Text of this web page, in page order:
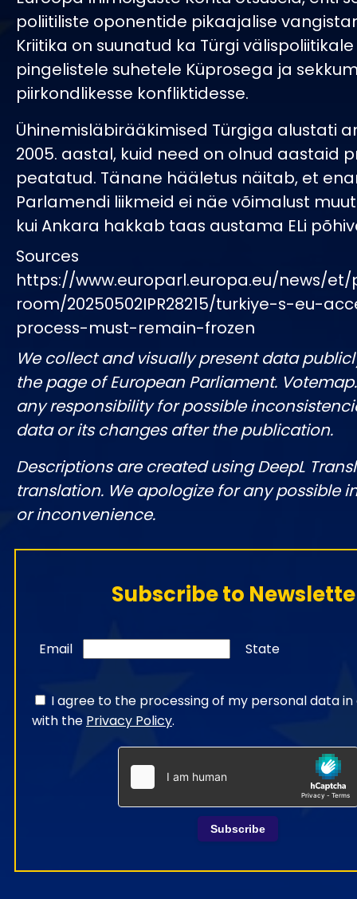
poliitiliste oponentide pikaajalise
Kriitika on suunatud ka Türgi
pingelistele suhetele Küprosega ja
piirkondlikesse konfliktidesse.
Ühinemisläbirääkimised Türgiga alustati
2005. aastal, kuid need on olnud aastaid
peatatud. Tänane hääletus näitab, et
Parlamendi liikmeid ei näe võimalust
kui Ankara hakkab taas austama ELi
Sources
https://www.europarl.europa.eu/news/
room/20250502IPR28215/turkiye-s-eu-
process-must-remain-frozen
We collect and visually present data
the page of European Parliament.
any responsibility for possible
data or its changes after the publication.
Descriptions are created using DeepL
translation. We apologize for any possible
or inconvenience.
Subscribe to
Email State
I agree to the processing of my personal data
with the Privacy Policy.
Subscribe